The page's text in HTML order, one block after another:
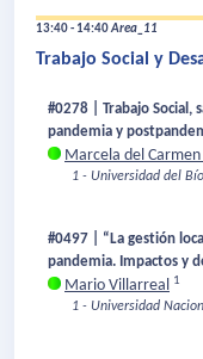
13:40 - 14:40Area_11
Trabajo Social y
#0278 | Trabajo Social,
pandemia y
Marcela del Carmen
1 - Universidad del
#0497 | “La gestión
pandemia. Impactos y
Mario Villarreal 1
1 - Universidad